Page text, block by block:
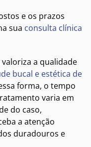
e os prazos
sua consulta clínica
a qualidade
bucal e estética de
forma, o tempo
varia em
do caso,
a atenção
duradouros e